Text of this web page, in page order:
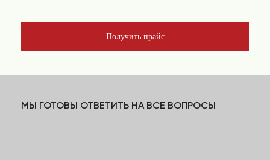
Получить прайс
МЫ ГОТОВЫ ОТВЕТИТЬ НА ВСЕ ВОПРОСЫ